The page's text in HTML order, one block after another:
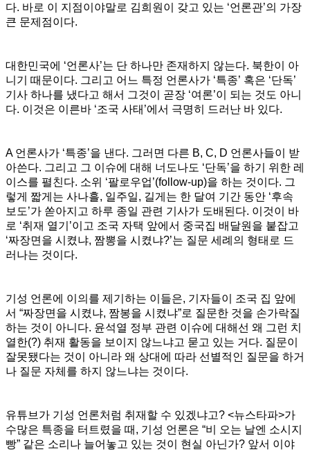
다. 바로 이 지점이야말로 김희원이 갖고 있는 ‘언론관’의 가장
큰 문제점이다.
대한민국에 ‘언론사’는 단 하나만 존재하지 않는다. 북한이 아
니기 때문이다. 그리고 어느 특정 언론사가 ‘특종’ 혹은 ‘단독’
기사 하나를 냈다고 해서 그것이 곧장 ‘여론’이 되는 것도 아니
다. 이것은 이른바 ‘조국 사태’에서 극명히 드러난 바 있다.
A 언론사가 ‘특종’을 낸다. 그러면 다른 B, C, D 언론사들이 받
아쓴다. 그리고 그 이슈에 대해 너도나도 ‘단독’을 하기 위한 레
이스를 펼친다. 소위 ‘팔로우업’(follow-up)을 하는 것이다. 그
렇게 짧게는 사나흘, 일주일, 길게는 한 달여 기간 동안 ‘후속
보도’가 쏟아지고 하루 종일 관련 기사가 도배된다. 이것이 바
로 ‘취재 열기’이고 조국 자택 앞에서 중국집 배달원을 붙잡고
‘짜장면을 시켰냐, 짬뽕을 시켰냐?’는 질문 세례의 형태로 드
러나는 것이다.
기성 언론에 이의를 제기하는 이들은, 기자들이 조국 집 앞에
서 “짜장면을 시켰냐, 짬봉을 시켰냐”로 질문한 것을 손가락질
하는 것이 아니다. 윤석열 정부 관련 이슈에 대해선 왜 그런 치
열한(?) 취재 활동을 보이지 않느냐고 묻고 있는 거다. 질문이
잘못됐다는 것이 아니라 왜 상대에 따라 선별적인 질문을 하거
나 질문 자체를 하지 않느냐는 것이다.
유튜브가 기성 언론처럼 취재할 수 있겠냐고? <뉴스타파>가
수많은 특종을 터트렸을 때, 기성 언론은 “비 오는 날엔 소시지
빵” 같은 소리나 늘어놓고 있는 것이 현실 아닌가? 앞서 이야